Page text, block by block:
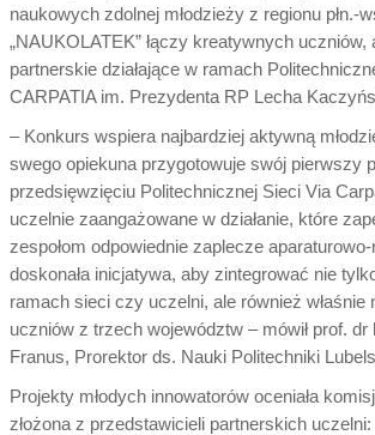
naukowych zdolnej młodzieży z regionu płn.-
„NAUKOLATEK” łączy kreatywnych uczniów,
partnerskie działające w ramach
CARPATIA im. Prezydenta RP Lecha
– Konkurs wspiera najbardziej aktywną
swego opiekuna przygotowuje swój pierwszy
przedsięwzięciu Politechnicznej Sieci Via
uczelnie zaangażowane w działanie, które
zespołom odpowiednie zaplecze
doskonała inicjatywa, aby zintegrować nie
ramach sieci czy uczelni, ale również właśnie
uczniów z trzech województw – mówił prof. dr
Franus, Prorektor ds. Nauki Politechniki
Projekty młodych innowatorów oceniała
złożona z przedstawicieli partnerskich uczelni: